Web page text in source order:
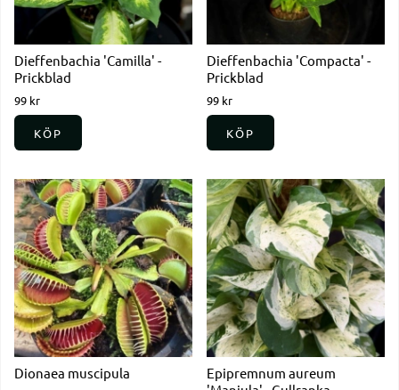
Dieffenbachia 'Camilla' -
Prickblad
99 kr
KÖP
Dieffenbachia 'Compacta' -
Prickblad
99 kr
KÖP
Dionaea muscipula
Epipremnum aureum